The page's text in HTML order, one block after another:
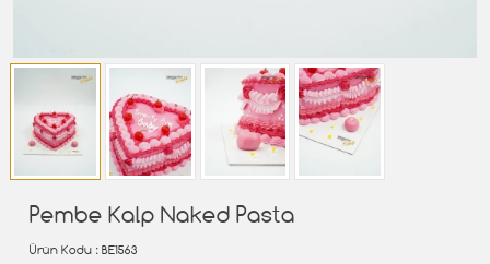
Pembe Kalp Naked Pasta
Ürün Kodu : BE1563